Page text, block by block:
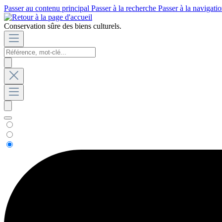
Passer au contenu principal Passer à la recherche Passer à la
Conservation sûre des biens culturels.